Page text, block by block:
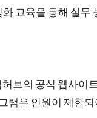
교육을 통해 실무
브의 공식 웹사이
램은 인원이 제한